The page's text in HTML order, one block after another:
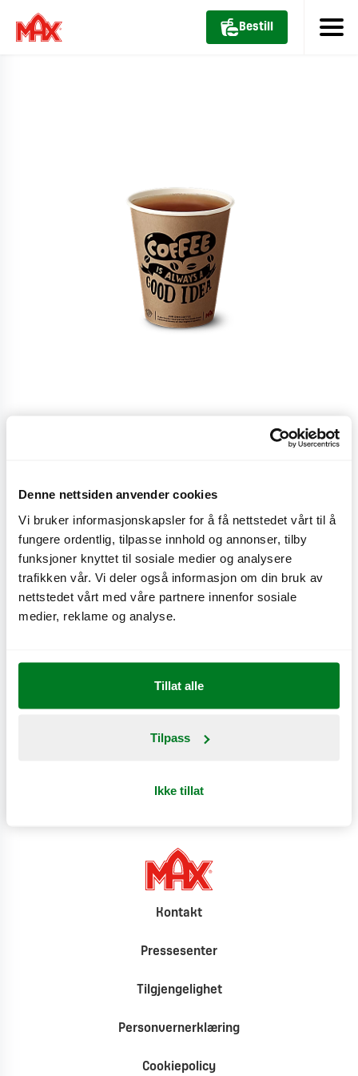
Denne nettsiden anvender cookies
Vi bruker informasjonskapsler for å få nettstedet vårt til å
fungere ordentlig, tilpasse innhold og annonser, tilby
funksjoner knyttet til sosiale medier og analysere
trafikken vår. Vi deler også informasjon om din bruk av
nettstedet vårt med våre partnere innenfor sosiale
medier, reklame og analyse.
Tillat alle
Tilpass
Ikke tillat
Bestill
24/26
Mellom
CO 2e 0 kg
Næringsinnhold
Produktinformasjon
Kontakt
Pressesenter
Tilgjengelighet
Personvernerklæring
Cookiepolicy